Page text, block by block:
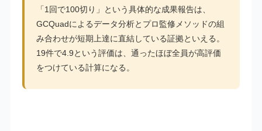
「1回で100切り」という具体的な成果報告は、
GCQuadによるデータ分析とプロ監修メソッドの組
み合わせが短期上達に直結している証拠といえる。
19件で4.9という評価は、通ったほぼ全員が高評価
をつけている計算になる。